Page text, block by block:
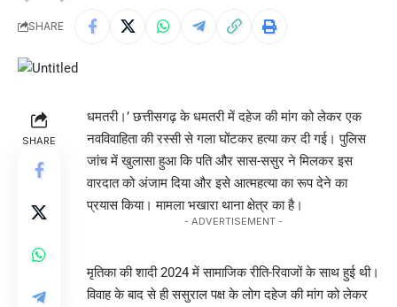
SHARE
SHARE
धमतरी।’छत्तीसगढ़ के धमतरी में दहेज की मांग को लेकर एक
नवविवाहिता की रस्सी से गला घोंटकर हत्या कर दी गई। पुलिस
जांच में खुलासा हुआ कि पति और सास-ससुर ने मिलकर इस
वारदात को अंजाम दिया और इसे आत्महत्या का रूप देने का
प्रयास किया। मामला भखारा थाना क्षेत्र का है।
- ADVERTISEMENT -
मृतिका की शादी 2024 में सामाजिक रीति-रिवाजों के साथ हुई थी।
विवाह के बाद से ही ससुराल पक्ष के लोग दहेज की मांग को लेकर